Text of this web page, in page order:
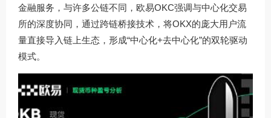
金融服务，与许多公链不同，欧易OKC强调与中心化交易
所的深度协同，通过跨链桥接技术，将OKX的庞大用户流
量直接导入链上生态，形成“中心化+去中心化”的双轮驱动
模式。